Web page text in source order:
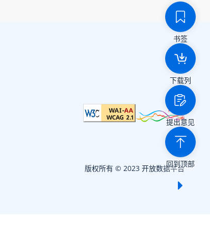
书签
下载列
提出意见
回到顶部
版权所有 © 2023 开放数据平台